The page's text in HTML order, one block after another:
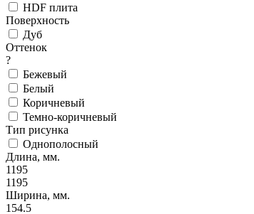
HDF плита
Поверхность
Дуб
Оттенок
?
Бежевый
Белый
Коричневый
Темно-коричневый
Тип рисунка
Однополосный
Длина, мм.
1195
1195
Ширина, мм.
154.5